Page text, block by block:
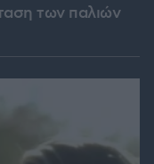
των παλιών